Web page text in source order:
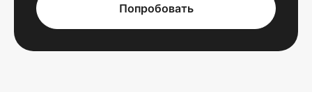
Попробовать